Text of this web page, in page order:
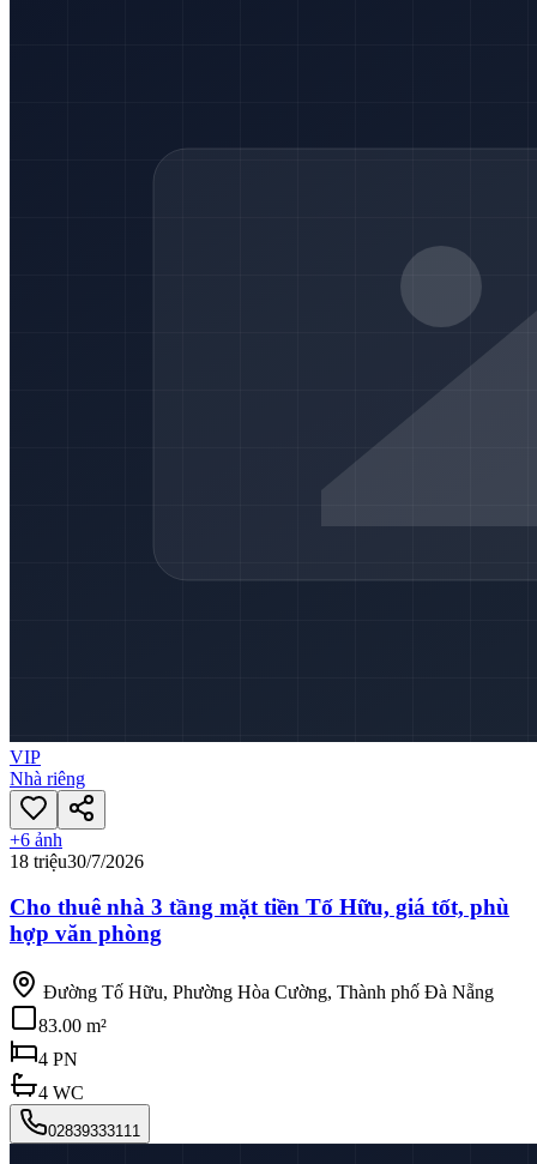
VIP
Nhà riêng
+6 ảnh
18 triệu30/7/2026
Cho thuê nhà 3 tầng mặt tiền Tố Hữu, giá tốt, phù
hợp văn phòng
Đường Tố Hữu, Phường Hòa Cường, Thành phố Đà Nẵng
83.00 m²
4 PN
4 WC
02839333111